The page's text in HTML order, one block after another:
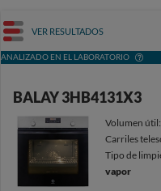
VER RESULTADOS
ANALIZADO EN EL LABORATORIO
BALAY 3HB4131X3
Volumen
Carriles
Tipo de
vapor